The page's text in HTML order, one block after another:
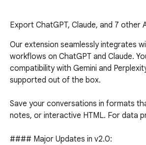
Export ChatGPT, Claude, and 7 other
Our extension seamlessly integrates
workflows on ChatGPT and Claude.
compatibility with Gemini and
supported out of the box.
Save your conversations in formats
notes, or interactive HTML. For data
#### Major Updates in v2.0: